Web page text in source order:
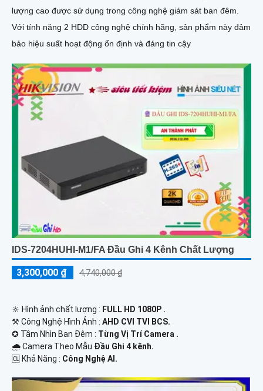
lượng cao được sử dụng trong công nghệ giám sát ban đêm.
Với tính năng 2 HDD công nghệ chính hãng, sản phẩm này đảm
bảo hiệu suất hoạt động ổn định và đáng tin cậy
IDS-7204HUHI-M1/FA Đầu Ghi 4 Kênh Chất Lượng
3,300,000 ₫ 4,740,000 ₫
🔆 Hình ảnh chất lượng : FULL HD 1080P .
⚒ Công Nghệ Hình Ảnh : AHD CVI TVI BCS.
✪ Tầm Nhìn Ban Đêm : Từng Vị Trí Camera .
🌧️ Camera Theo Mẫu Đầu Ghi 4 kênh.
️🆑 Khả Năng : Công Nghệ AI.